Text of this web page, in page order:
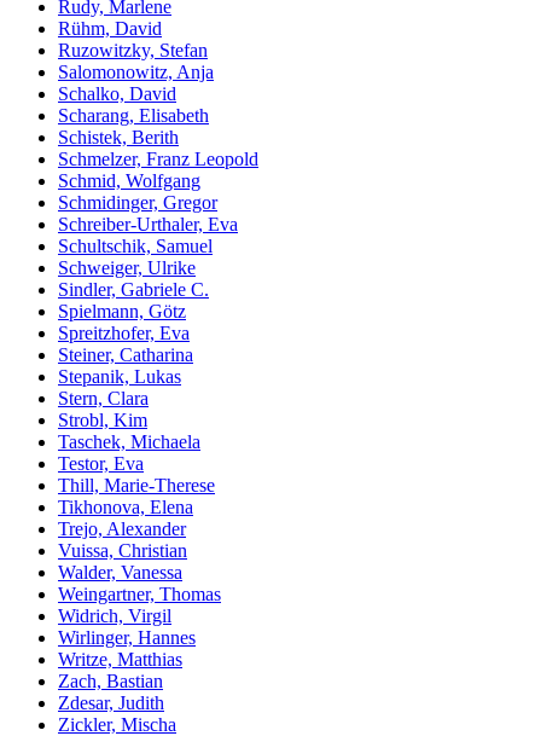
Rudy, Marlene
Rühm, David
Ruzowitzky, Stefan
Salomonowitz, Anja
Schalko, David
Scharang, Elisabeth
Schistek, Berith
Schmelzer, Franz Leopold
Schmid, Wolfgang
Schmidinger, Gregor
Schreiber-Urthaler, Eva
Schultschik, Samuel
Schweiger, Ulrike
Sindler, Gabriele C.
Spielmann, Götz
Spreitzhofer, Eva
Steiner, Catharina
Stepanik, Lukas
Stern, Clara
Strobl, Kim
Taschek, Michaela
Testor, Eva
Thill, Marie-Therese
Tikhonova, Elena
Trejo, Alexander
Vuissa, Christian
Walder, Vanessa
Weingartner, Thomas
Widrich, Virgil
Wirlinger, Hannes
Writze, Matthias
Zach, Bastian
Zdesar, Judith
Zickler, Mischa